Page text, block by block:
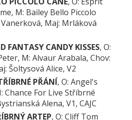
M: Bailey Bello Piccolo
Maj: Mrláková
FANTASY CANDY KISSES, O:
M: Alvaur Arabala, Chov:
Šoltysová Alice, V2
PŘÁNÍ, O: Angel's
Chance For Live Stříbrné
Alena, V1, CAJC
ARTEP, O: Cliff Tom